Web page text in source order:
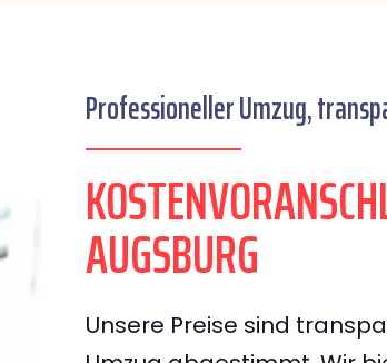
Professioneller Umzug,
AUGSBURG
Unsere Preise sind